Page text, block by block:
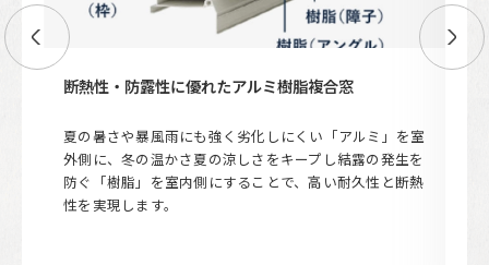
断熱性・防露性に優れたアルミ樹脂複合窓
夏の暑さや暴風雨にも強く劣化しにくい「アルミ」を室
外側に、冬の温かさ夏の涼しさをキープし結露の発生を
防ぐ「樹脂」を室内側にすることで、高い耐久性と断熱
性を実現します。